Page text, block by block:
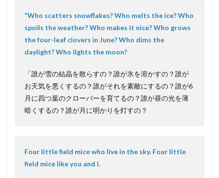
“Who scatters snowflakes? Who melts the ice? Who
spoils the weather? Who makes it nice? Who grows
the four-leaf clovers in June? Who dims the
daylight? Who lights the moon?
「誰が雪の結晶を散らすの？誰が氷を溶かすの？誰が
お天気を悪くするの？誰がそれを素敵にするの？誰が6
月に四つ葉のクローバーを育てるの？誰が昼の光を薄
暗くするの？誰が月に明かりを灯すの？
Four little field mice who live in the sky. Four little
field mice like you and I.